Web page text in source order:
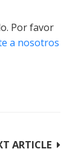
Por favor
a nosotros
ARTICLE